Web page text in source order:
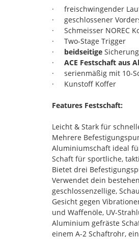
· freischwingender
· geschlossener
· Schmeisser NOREC
· Two-Stage Trigger
·
beidseitige
· ACE Festschaft aus
· serienmäßig mit 10-
· Kunstoff Koffer
Features Festschaft:
Leicht & Stark für
Mehrere
Aluminiumschaft ideal
Schaft für sportliche,
Bietet drei
Verwendet dein
geschlossenzellige,
Gesicht gegen
und Waffenöle, UV-
Aluminium gefräste
einem A-2 Schaftrohr,